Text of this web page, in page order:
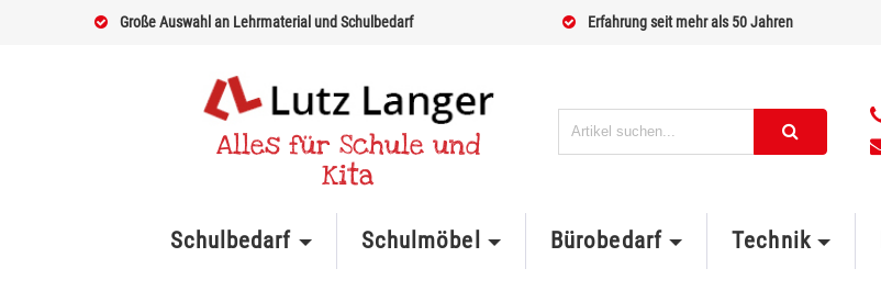
Große Auswahl an Lehrmaterial und Schulbedarf Erfahrung seit mehr als 50 Jahren
Alles für Schule und
Kita
Schulbedarf Schulmöbel Bürobedarf Technik